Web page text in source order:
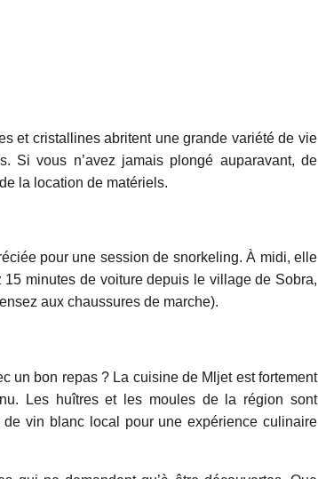
et cristallines abritent une grande variété de vie
Si vous n’avez jamais plongé auparavant, de
la location de matériels.
pour une session de snorkeling. À midi, elle
minutes de voiture depuis le village de Sobra,
aux chaussures de marche).
un bon repas ? La cuisine de Mljet est fortement
Les huîtres et les moules de la région sont
de vin blanc local pour une expérience culinaire